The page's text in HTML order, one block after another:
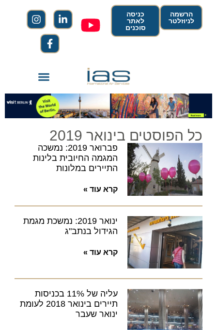
הרשמה
לניוזלטר
כניסה
לאתר
סוכנים
כל הפוסטים בינואר 2019
פברואר 2019: נמשכה
המגמה החיובית בלינות
התיירים במלונות
קרא עוד »
ינואר 2019: נמשכת מגמת
הגידול בנתב"ג
קרא עוד »
עליה של 11% בכניסות
תיירים בינואר 2018 לעומת
ינואר שעבר